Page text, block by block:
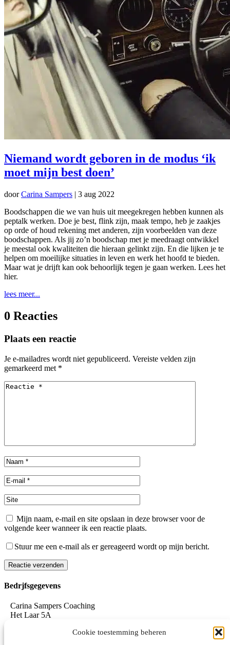
Cookie toestemming beheren
Niemand wordt geboren in de modus ‘ik
moet mijn best doen’
doorCarina Sampers | 3 aug 2022
Boodschappen die we van huis uit meegekregen hebben kunnen als
peptalk werken. Doe je best, flink zijn, maak tempo, heb je zaakjes
op orde of houd rekening met anderen, zijn voorbeelden van deze
boodschappen. Als jij zo’n boodschap met je meedraagt ontwikkel
je meestal ook kwaliteiten die hieraan gelinkt zijn. En die lijken je te
helpen om moeilijke situaties in leven en werk het hoofd te bieden.
Maar wat je drijft kan ook behoorlijk tegen je gaan werken. Lees het
hier.
lees meer...
0 Reacties
Plaats een reactie
Je e-mailadres wordt niet gepubliceerd. Vereiste velden zijn
gemarkeerd met *
Mijn naam, e-mail en site opslaan in deze browser voor de
volgende keer wanneer ik een reactie plaats.
Stuur me een e-mail als er gereageerd wordt op mijn bericht.
Reactie verzenden
Alternative:
Bedrjfsgegevens
Carina Sampers Coaching
Het Laar 5A